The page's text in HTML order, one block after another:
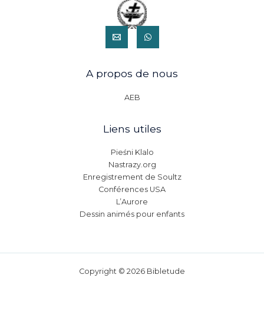
A propos de nous
AEB
Liens utiles
Pieśni Klalo
Nastrazy.org
Enregistrement de Soultz
Conférences USA
L’Aurore
Dessin animés pour enfants
Copyright © 2026 Bibletude